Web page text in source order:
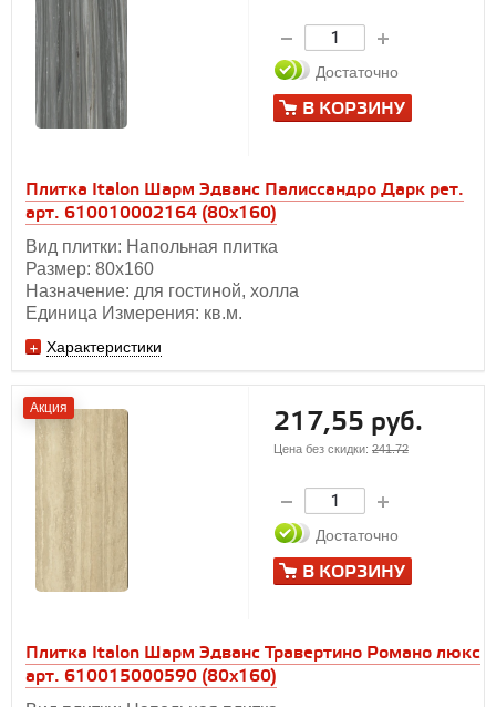
Плитка Italon Шарм Эдванс Палиссандро Дарк рет.
арт. 610010002164 (80x160)
Вид плитки: Напольная плитка
Размер: 80х160
Назначение: для гостиной, холла
Единица Измерения: кв.м.
Характеристики
Достаточно
В КОРЗИНУ
Акция
Плитка Italon Шарм Эдванс Травертино Романо люкс
арт. 610015000590 (80x160)
217,55 руб.
Цена без скидки: 241.72
Достаточно
В КОРЗИНУ